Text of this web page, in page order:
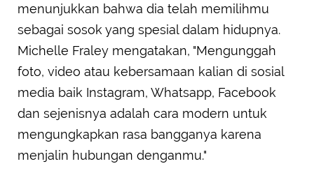
menunjukkan bahwa dia telah memilihmu
sebagai sosok yang spesial dalam hidupnya.
Michelle Fraley mengatakan, "Mengunggah
foto, video atau kebersamaan kalian di sosial
media baik Instagram, Whatsapp, Facebook
dan sejenisnya adalah cara modern untuk
mengungkapkan rasa bangganya karena
menjalin hubungan denganmu."